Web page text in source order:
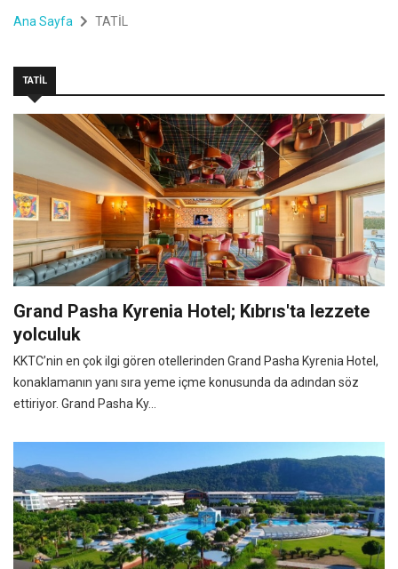
Ana Sayfa TATİL
TATİL
Grand Pasha Kyrenia Hotel; Kıbrıs'ta lezzete
yolculuk
KKTC’nin en çok ilgi gören otellerinden Grand Pasha Kyrenia Hotel,
konaklamanın yanı sıra yeme içme konusunda da adından söz
ettiriyor. Grand Pasha Ky...